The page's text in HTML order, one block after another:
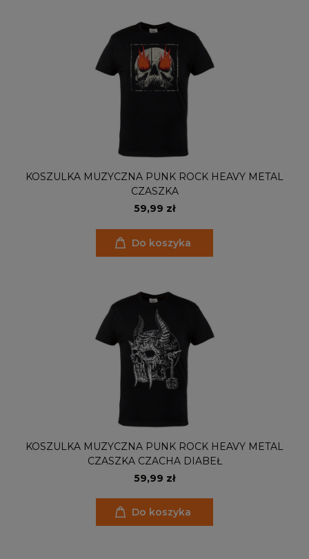
KOSZULKA MUZYCZNA PUNK ROCK HEAVY METAL
CZASZKA
59,99 zł
Do koszyka
KOSZULKA MUZYCZNA PUNK ROCK HEAVY METAL
CZASZKA CZACHA DIABEŁ
59,99 zł
Do koszyka